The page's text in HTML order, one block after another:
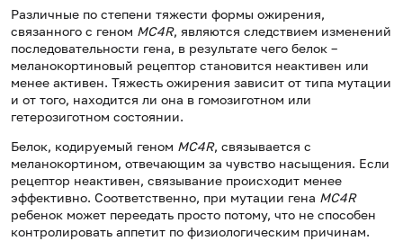
Различные по степени тяжести формы ожирения,
связанного с геном MC4R, являются следствием изменений
последовательности гена, в результате чего белок –
меланокортиновый рецептор становится неактивен или
менее активен. Тяжесть ожирения зависит от типа мутации
и от того, находится ли она в гомозиготном или
гетерозиготном состоянии.
Белок, кодируемый геном MC4R, связывается с
меланокортином, отвечающим за чувство насыщения. Если
рецептор неактивен, связывание происходит менее
эффективно. Соответственно, при мутации гена MC4R
ребенок может переедать просто потому, что не способен
контролировать аппетит по физиологическим причинам.